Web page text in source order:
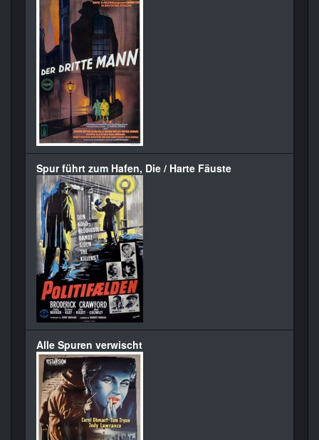
Spur führt zum Hafen, Die / Harte Fäuste
Alle Spuren verwischt